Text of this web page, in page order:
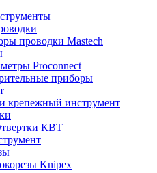
проводки Mastech
Proconnect
приборы
крепежный инструмент
КВТ
Knipex